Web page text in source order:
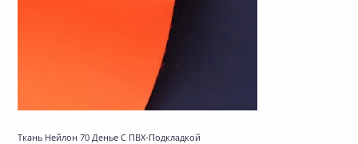
Ткань Нейлон 70 Денье С ПВХ-Подкладкой